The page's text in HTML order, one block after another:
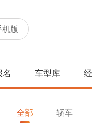
机版
名 车型库
全部 轿车